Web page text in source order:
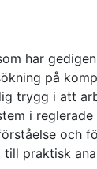
har
på
trygg i att
i reglerade
och
praktisk